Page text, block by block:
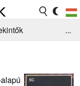
...